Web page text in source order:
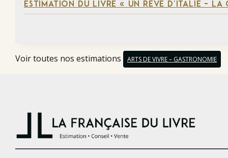
ESTIMATION DU LIVRE « UN RÊVE D’ITALIE –
Voir toutes nos estimations ARTS DE VIVRE – GASTRONOMIE